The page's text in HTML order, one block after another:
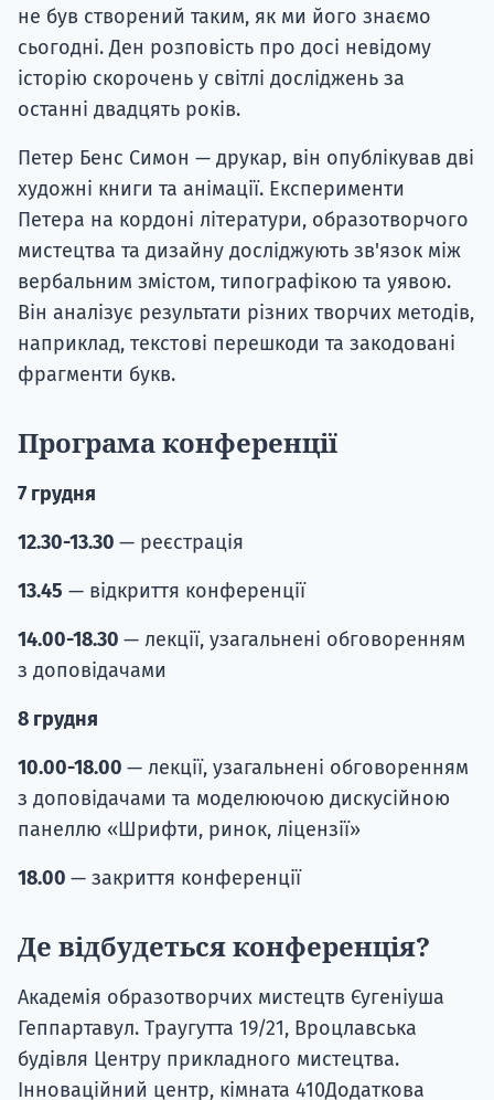
не був створений таким, як ми його знаємо
сьогодні. Ден розповість про досі невідому
історію скорочень у світлі досліджень за
останні двадцять років.
Петер Бенс Симон — друкар, він опублікував дві
художні книги та анімації. Експерименти
Петера на кордоні літератури, образотворчого
мистецтва та дизайну досліджують зв'язок між
вербальним змістом, типографікою та уявою.
Він аналізує результати різних творчих методів,
наприклад, текстові перешкоди та закодовані
фрагменти букв.
Програма конференції
7 грудня
12.30-13.30 — реєстрація
13.45 — відкриття конференції
14.00-18.30 — лекції, узагальнені обговоренням
з доповідачами
8 грудня
10.00-18.00 — лекції, узагальнені обговоренням
з доповідачами та моделюючою дискусійною
панеллю «Шрифти, ринок, ліцензії»
18.00 — закриття конференції
Де відбудеться конференція?
Академія образотворчих мистецтв Єугеніуша
Геппартавул. Траугутта 19/21, Вроцлавська
будівля Центру прикладного мистецтва.
Інноваційний центр, кімната 410Додаткова